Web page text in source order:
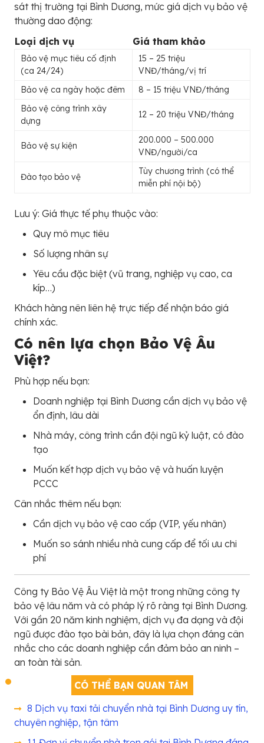
sát thị trường tại Bình Dương, mức giá dịch vụ bảo vệ
thường dao động:
Loại dịch vụ
Giá tham khảo
Bảo vệ mục tiêu cố định
(ca 24/24)
15 – 25 triệu
VNĐ/tháng/vị trí
Bảo vệ ca ngày hoặc đêm
8 – 15 triệu VNĐ/tháng
Bảo vệ công trình xây
dựng
12 – 20 triệu VNĐ/tháng
Bảo vệ sự kiện
200.000 – 500.000
VNĐ/người/ca
Đào tạo bảo vệ
Tùy chương trình (có thể
miễn phí nội bộ)
Lưu ý: Giá thực tế phụ thuộc vào:
Quy mô mục tiêu
Số lượng nhân sự
Yêu cầu đặc biệt (vũ trang, nghiệp vụ cao, ca
kíp…)
Khách hàng nên liên hệ trực tiếp để nhận báo giá
chính xác.
Có nên lựa chọn Bảo Vệ Âu
Việt?
Phù hợp nếu bạn:
Doanh nghiệp tại Bình Dương cần dịch vụ bảo vệ
ổn định, lâu dài
Nhà máy, công trình cần đội ngũ kỷ luật, có đào
tạo
Muốn kết hợp dịch vụ bảo vệ và huấn luyện
PCCC
Cân nhắc thêm nếu bạn:
Cần dịch vụ bảo vệ cao cấp (VIP, yếu nhân)
Muốn so sánh nhiều nhà cung cấp để tối ưu chi
phí
Công ty Bảo Vệ Âu Việt là một trong những công ty
bảo vệ lâu năm và có pháp lý rõ ràng tại Bình Dương.
Với gần 20 năm kinh nghiệm, dịch vụ đa dạng và đội
ngũ được đào tạo bài bản, đây là lựa chọn đáng cân
nhắc cho các doanh nghiệp cần đảm bảo an ninh –
an toàn tài sản.
CÓ THỂ BẠN QUAN TÂM
8 Dịch vụ taxi tải chuyển nhà tại Bình Dương uy tín,
chuyên nghiệp, tận tâm